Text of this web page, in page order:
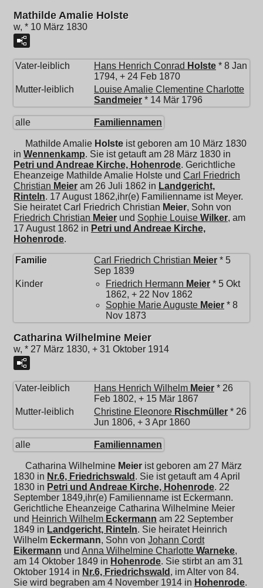
Mathilde Amalie Holste
w, * 10 März 1830
Vater-leiblich Hans Henrich Conrad Holste * 8 Jan
1794, + 24 Feb 1870
Mutter-leiblich
Louise Amalie Clementine Charlotte
Sandmeier * 14 Mär 1796
alle Familiennamen
Mathilde Amalie Holste ist geboren am 10 März 1830
in Wennenkamp. Sie ist getauft am 28 März 1830 in
Petri und Andreae Kirche, Hohenrode. Gerichtliche
Eheanzeige Mathilde Amalie Holste und Carl Friedrich
Christian Meier am 26 Juli 1862 in Landgericht,
Rinteln. 17 August 1862,ihr(e) Familienname ist Meyer.
Sie heiratetCarl Friedrich Christian Meier, Sohn von
Friedrich Christian Meier und Sophie Louise Wilker, am
17 August 1862 in Petri und Andreae Kirche,
Hohenrode.
Familie Carl Friedrich Christian Meier * 5
Sep 1839
Kinder
Friedrich Hermann Meier * 5 Okt
1862, + 22 Nov 1862
Sophie Marie Auguste Meier * 8
Nov 1873
Catharina Wilhelmine Meier
w, * 27 März 1830, + 31 Oktober 1914
Vater-leiblich Hans Henrich Wilhelm Meier * 26
Feb 1802, + 15 Mär 1867
Mutter-leiblich
Christine Eleonore Rischmüller * 26
Jun 1806, + 3 Apr 1860
alle Familiennamen
Catharina Wilhelmine Meier ist geboren am 27 März
1830 in Nr.6, Friedrichswald . Sie ist getauft am 4 April
1830 in Petri und Andreae Kirche, Hohenrode. 22
September 1849,ihr(e) Familienname ist Eckermann.
Gerichtliche Eheanzeige Catharina Wilhelmine Meier
und Heinrich Wilhelm Eckermann am 22 September
1849 in Landgericht, Rinteln. Sie heiratet Heinrich
Wilhelm Eckermann, Sohn von Johann Cordt
Eikermann und Anna Wilhelmine Charlotte Warneke,
am 14 Oktober 1849 in Hohenrode. Sie stirbt an am 31
Oktober 1914 in Nr.6, Friedrichswald , im Alter von 84.
Sie wird begraben am 4 November 1914 in Hohenrode.